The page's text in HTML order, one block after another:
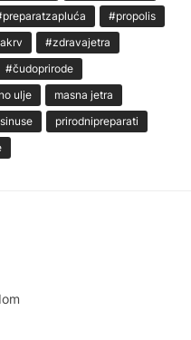
#propolis
#zdravajetra
#čudoprirode
ulje
masna jetra
prirodnipreparati